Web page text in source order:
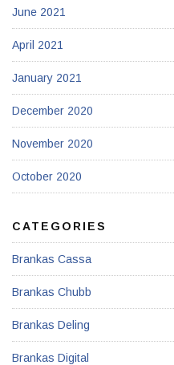
June 2021
April 2021
January 2021
December 2020
November 2020
October 2020
CATEGORIES
Brankas Cassa
Brankas Chubb
Brankas Deling
Brankas Digital